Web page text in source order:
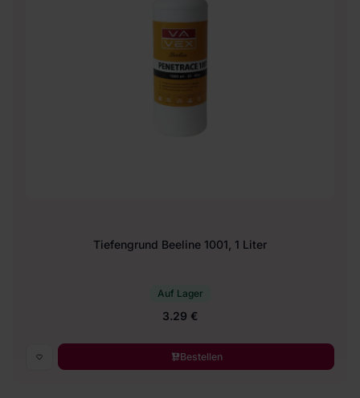
Tiefengrund Beeline 1001, 1 Liter
Auf Lager
3.29 €
Bestellen